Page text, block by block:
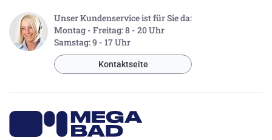
Unser Kundenservice ist für Sie da:
Montag - Freitag: 8 - 20 Uhr
Samstag: 9 - 17 Uhr
Kontaktseite